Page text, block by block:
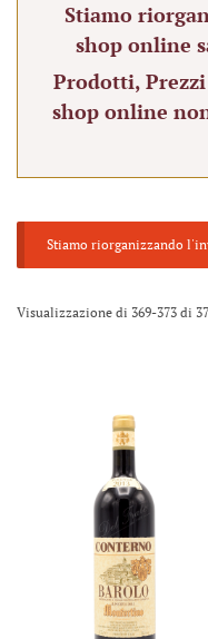
Stiamo
shop online
Prodotti,
shop online
Stiamo riorganizzando
Visualizzazione di 369-373 di